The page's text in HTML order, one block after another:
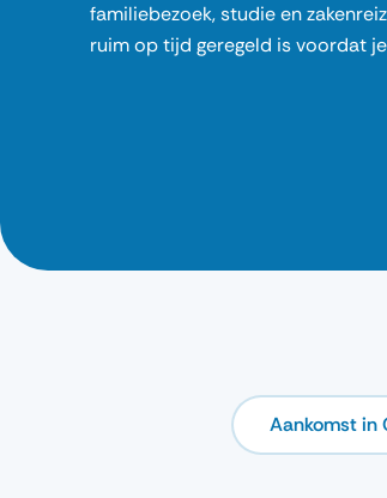
familiebezoek, studie en
ruim op tijd geregeld is voordat
Aankomst in